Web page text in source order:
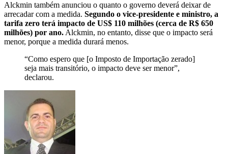
Alckmin também anunciou o quanto o governo deverá deixar de
arrecadar com a medida. Segundo o vice-presidente e ministro, a
tarifa zero terá impacto de US$ 110 milhões (cerca de R$ 650
milhões) por ano. Alckmin, no entanto, disse que o impacto será
menor, porque a medida durará menos.
“Como espero que [o Imposto de Importação zerado]
seja mais transitório, o impacto deve ser menor”,
declarou.